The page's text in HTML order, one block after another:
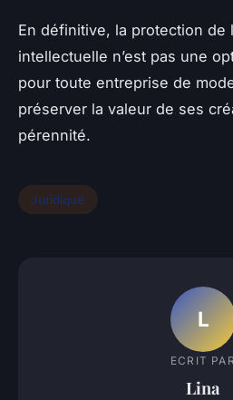
En définitive, la protection de
intellectuelle n’est pas une
pour toute entreprise de
préserver la valeur de ses
pérennité.
Juridique
L
ECRIT PAR
Lina